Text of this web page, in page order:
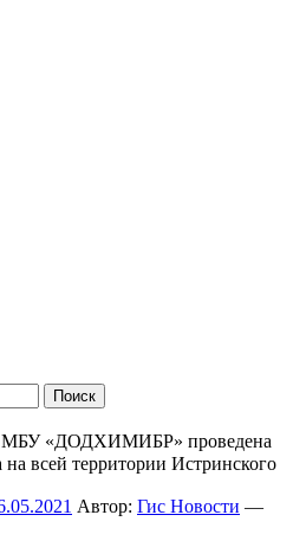
МБУ «ДОДХИМИБР» проведена
всей территории Истринского
Автор: Гис Новости —